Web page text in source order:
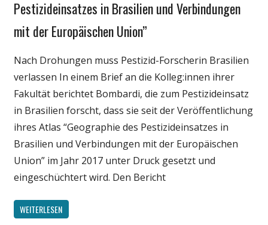
Wissenschaft
Pestizideinsatzes in Brasilien und Verbindungen
mit der Europäischen Union”
Nach Drohungen muss Pestizid-Forscherin Brasilien
verlassen In einem Brief an die Kolleg:innen ihrer
Fakultät berichtet Bombardi, die zum Pestizideinsatz
in Brasilien forscht, dass sie seit der Veröffentlichung
ihres Atlas “Geographie des Pestizideinsatzes in
Brasilien und Verbindungen mit der Europäischen
Union” im Jahr 2017 unter Druck gesetzt und
eingeschüchtert wird. Den Bericht
WEITERLESEN